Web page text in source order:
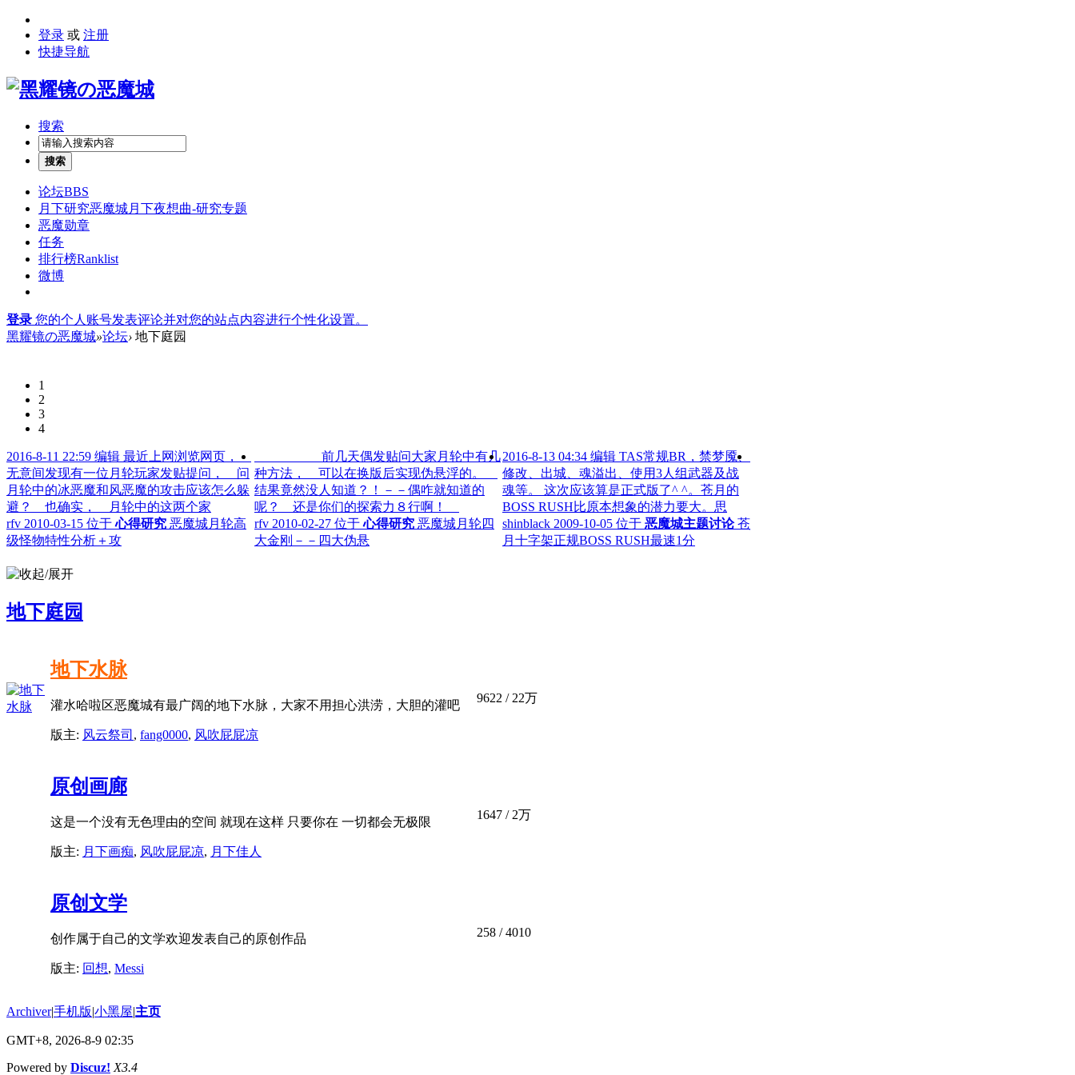
登录 或 注册
快捷导航
搜索
搜索
论坛BBS
月下研究恶魔城月下夜想曲-研究专题
恶魔勋章
任务
排行榜Ranklist
微博
登录 您的个人账号发表评论并对您的站点内容进行个性化设置。
黑耀镜の恶魔城»论坛› 地下庭园
1
2
3
4
2016-8-11 22:59 编辑 最近上网浏览网页，
无意间发现有一位月轮玩家发贴提问， 问
月轮中的冰恶魔和风恶魔的攻击应该怎么躲
避？ 也确实， 月轮中的这两个家
rfv 2010-03-15 位于心得研究 恶魔城月轮高
级怪物特性分析＋攻
前几天偶发贴问大家月轮中有几
种方法， 可以在换版后实现伪悬浮的。
结果竟然没人知道？！－－偶咋就知道的
呢？ 还是你们的探索力８行啊！
rfv 2010-02-27 位于心得研究 恶魔城月轮四
大金刚－－四大伪悬
2016-8-13 04:34 编辑 TAS常规BR，禁梦魇、
修改、出城、魂溢出、使用3人组武器及战
魂等。 这次应该算是正式版了^ ^。苍月的
BOSS RUSH比原本想象的潜力要大。思
shinblack 2009-10-05 位于 恶魔城主题讨论苍
月十字架正规BOSS RUSH最速1分
地下庭园
地下水脉
灌水哈啦区恶魔城有最广阔的地下水脉，大家不用担心洪涝，大胆的灌吧
版主: 风云祭司 , fang0000, 风吹屁屁凉
9622 / 22万
原创画廊
这是一个没有无色理由的空间 就现在这样 只要你在 一切都会无极限
版主: 月下画痴, 风吹屁屁凉, 月下佳人
1647 / 2万
原创文学
创作属于自己的文学欢迎发表自己的原创作品
版主: 回想, Messi
258 / 4010
Archiver|手机版|小黑屋|主页
GMT+8, 2026-8-9 02:35
Powered by Discuz! X3.4